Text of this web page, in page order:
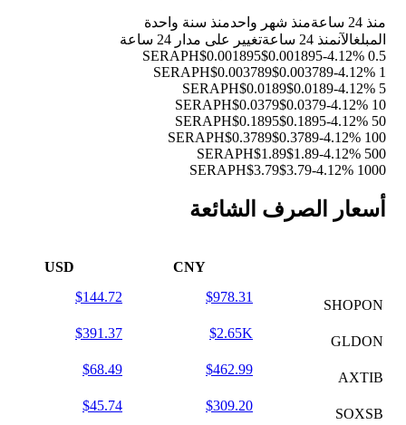
منذ 24 ساعة منذ شهر واحدمنذ سنة واحدة
المبلغالآنمنذ 24 ساعة
تغيير على مدار 24 ساعة
0.5 SERAPH
$0.001895$0.001895-4.12%
1 SERAPH
$0.003789$0.003789-4.12%
5 SERAPH
$0.0189$0.0189-4.12%
10 SERAPH
$0.0379$0.0379-4.12%
50 SERAPH
$0.1895$0.1895-4.12%
100 SERAPH
$0.3789$0.3789-4.12%
500 SERAPH
$1.89$1.89-4.12%
1000 SERAPH
$3.79$3.79-4.12%
أسعار الصرف الشائعة
CNY
USD
SHOPON
$978.31
$144.72
GLDON
$2.65K
$391.37
AXTIB
$462.99
$68.49
SOXSB
$309.20
$45.74